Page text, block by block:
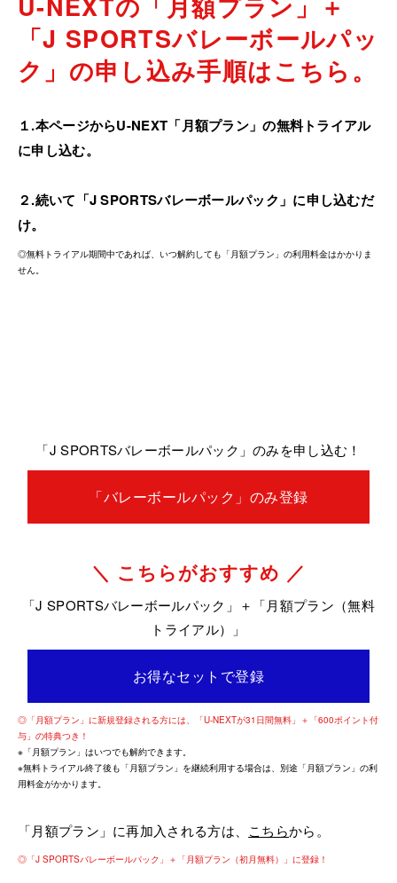
「J SPORTSバレーボールパッ
ク」の申し込み手順はこちら。
１.本ページからU-NEXT「月額プラン」の無料トライアル
に申し込む。
２.続いて「J SPORTSバレーボールパック」に申し込むだ
け。
◎無料トライアル期間中であれば、いつ解約しても「月額プラン」の利用料金はかかりま
せん。
「J SPORTSバレーボールパック」のみを申し込む！
「バレーボールパック」のみ登録
＼ こちらがおすすめ ／
「J SPORTSバレーボールパック」＋「月額プラン（無料
トライアル）」
お得なセットで登録
◎「月額プラン」に新規登録される方には、「U-NEXTが31日間無料」＋「600ポイント付
与」の特典つき！
※「月額プラン」はいつでも解約できます。
※無料トライアル終了後も「月額プラン」を継続利用する場合は、別途「月額プラン」の利
用料金がかかります。
「月額プラン」に再加入される方は、 こちらから。
◎「J SPORTSバレーボールパック」＋「月額プラン（初月無料）」に登録！